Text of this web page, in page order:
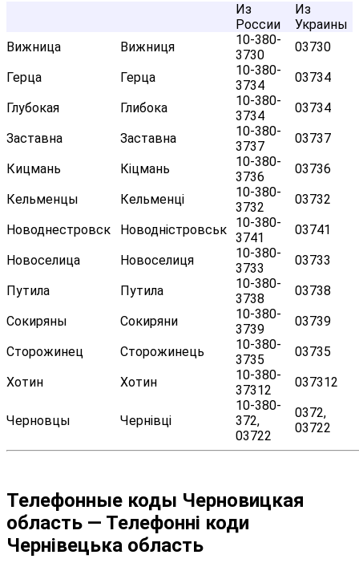
Из
России
Из
Украины
Вижница
Вижниця
10-380-
3730
03730
Герца
Герца
10-380-
3734
03734
Глубокая
Глибока
10-380-
3734
03734
Заставна
Заставна
10-380-
3737
03737
Кицмань
Кіцмань
10-380-
3736
03736
Кельменцы
Кельменці
10-380-
3732
03732
Новоднестровск
Новодністровськ
10-380-
3741
03741
Новоселица
Новоселиця
10-380-
3733
03733
Путила
Путила
10-380-
3738
03738
Сокиряны
Сокиряни
10-380-
3739
03739
Сторожинец
Сторожинець
10-380-
3735
03735
Хотин
Хотин
10-380-
37312
037312
Черновцы Чернівці
10-380-
372,
03722
0372,
03722
Телефонные коды Черновицкая
область — Телефонні коди
Чернівецька область